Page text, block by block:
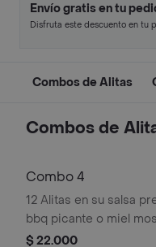
Envío gratis en tu
Disfruta este descuento en tu
Combos de Alitas
Combos de
Combo 4
12 Alitas en su salsa
bbq picante o miel
acompañada de
$ 22.000